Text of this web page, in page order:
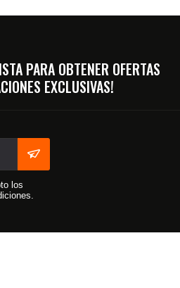
PARA OBTENER OFERTAS
EXCLUSIVAS!
los